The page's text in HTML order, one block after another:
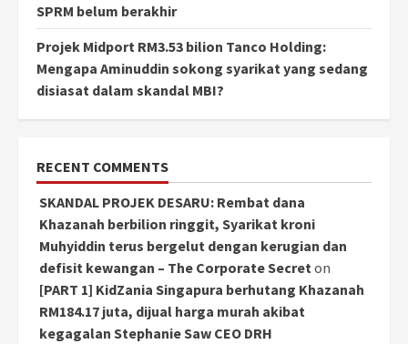
SPRM belum berakhir
Projek Midport RM3.53 bilion Tanco Holding:
Mengapa Aminuddin sokong syarikat yang sedang
disiasat dalam skandal MBI?
RECENT COMMENTS
SKANDAL PROJEK DESARU: Rembat dana
Khazanah berbilion ringgit, Syarikat kroni
Muhyiddin terus bergelut dengan kerugian dan
defisit kewangan – The Corporate Secreton
[PART 1] KidZania Singapura berhutang Khazanah
RM184.17 juta, dijual harga murah akibat
kegagalan Stephanie Saw CEO DRH